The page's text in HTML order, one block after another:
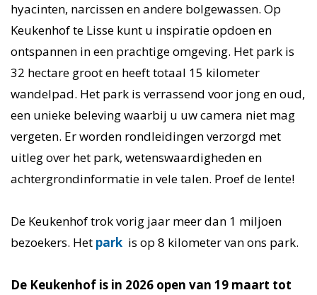
hyacinten, narcissen en andere bolgewassen. Op
Keukenhof te Lisse kunt u inspiratie opdoen en
ontspannen in een prachtige omgeving. Het park is
32 hectare groot en heeft totaal 15 kilometer
wandelpad. Het park is verrassend voor jong en oud,
een unieke beleving waarbij u uw camera niet mag
vergeten. Er worden rondleidingen verzorgd met
uitleg over het park, wetenswaardigheden en
achtergrondinformatie in vele talen. Proef de lente!
De Keukenhof trok vorig jaar meer dan 1 miljoen
bezoekers. Het park is op 8 kilometer van ons park.
De Keukenhof is in 2026 open van 19 maart tot